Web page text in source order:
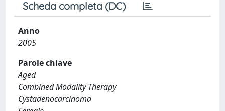
Scheda completa (DC)
Anno
2005
Parole chiave
Aged
Combined Modality Therapy
Cystadenocarcinoma